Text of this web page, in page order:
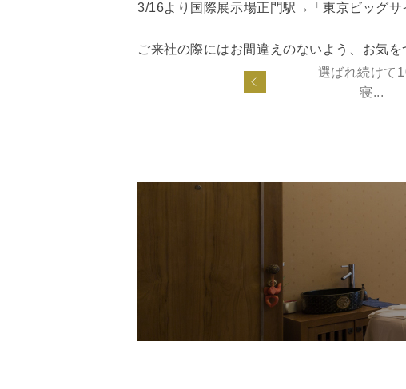
3/16より国際展示場正門駅→「東京ビッグサ
ご来社の際にはお間違えのないよう、お気を
選ばれ続けて
寝...